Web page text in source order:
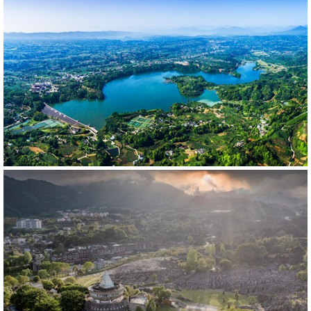
RM 407687
526706